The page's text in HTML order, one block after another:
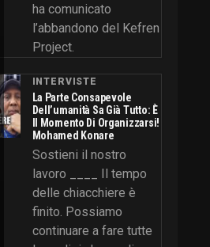
ha comunicato
l’abbandono del Kefren
Project.
INTERVISTE
La Parte Consapevole
Dell’umanità Sa Già Tutto: È
Il Momento Di Organizzarsi!
Mohamed Konare
Sostieni il nostro
lavoro ____ Il tempo
delle chiacchiere è
finito. Possiamo
continuare a fare tutte